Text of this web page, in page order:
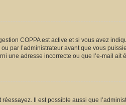
COPPA est active et si vous avez
par l’administrateur avant que vous
une adresse incorrecte ou que l’e-mail
Il est possible aussi que